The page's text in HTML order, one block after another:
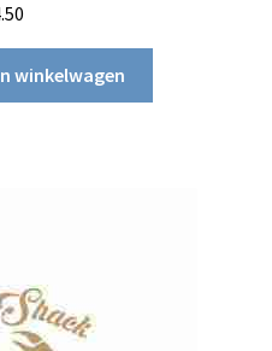
winkelwagen